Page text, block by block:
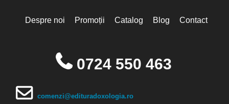
Despre noi Promoții Catalog Blog Contact
0724 550 463
comenzi@edituradoxologia.ro